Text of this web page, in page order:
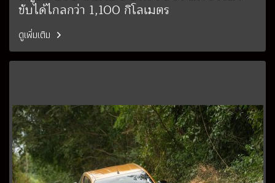
ขับได้ไกลกว่า 1,100 กิโลเมตร
ดูเพิ่มเติม